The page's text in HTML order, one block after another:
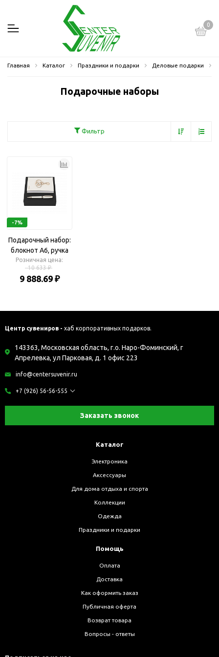
0
Главная Каталог Праздники и подарки Деловые подарки
Подарочные наборы
Фильтр
-7%
Подарочный набор:
блокнот А6, ручка
шариковая, брелок
Розничная цена:
10 633 ₽
9 888.69 ₽
Центр сувениров - хаб корпоративных подарков.
143363, Московская область, г.о. Наро-Фоминский, г
Апрелевка, ул Парковая, д. 1 офис 223
info@centersuvenir.ru
+7 (926) 56-56-555
Заказать звонок
Каталог
Электроника
Аксессуары
Для дома отдыха и спорта
Коллекции
Одежда
Праздники и подарки
Помощь
Оплата
Доставка
Как оформить заказ
Публичная оферта
Возврат товара
Вопросы - ответы